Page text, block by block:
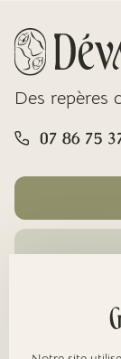
Des repères
07 86 75